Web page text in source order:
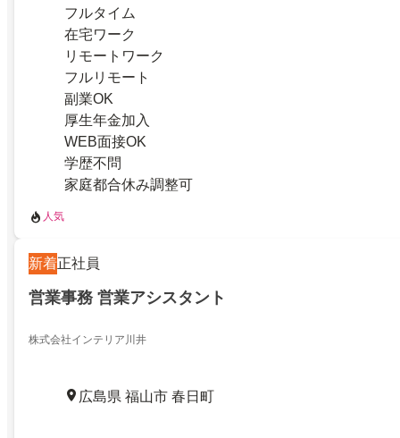
フルタイム
在宅ワーク
リモートワーク
フルリモート
副業OK
厚生年金加入
WEB面接OK
学歴不問
家庭都合休み調整可
人気
新着正社員
営業事務 営業アシスタント
株式会社インテリア川井
広島県 福山市 春日町